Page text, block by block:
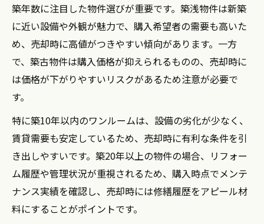
築年数に注目した物件選びが重要です。築浅物件は新築
に近い設備や外観が魅力で、購入希望者の需要も高いた
め、売却時に高値がつきやすい傾向があります。一方
で、築古物件は購入価格が抑えられるものの、売却時に
は価格が下がりやすいリスクがあるため注意が必要で
す。
特に築10年以内のワンルームは、設備の劣化が少なく、
賃貸需要も安定しているため、売却時に有利な条件を引
き出しやすいです。築20年以上の物件の場合、リフォー
ム履歴や管理状況が重視されるため、購入時点でメンテ
ナンス実績を確認し、売却時には修繕履歴をアピール材
料にすることがポイントです。